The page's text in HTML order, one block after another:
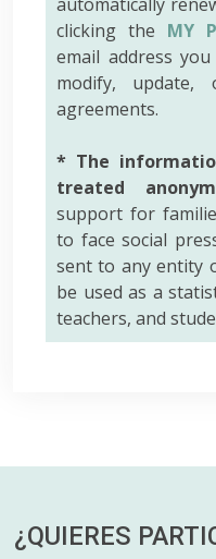
clicking the MY
email address
modify, update,
agreements.
* The
treated
support for
to face social
sent to any entity
be used as a
teachers, and
¿QUIERES